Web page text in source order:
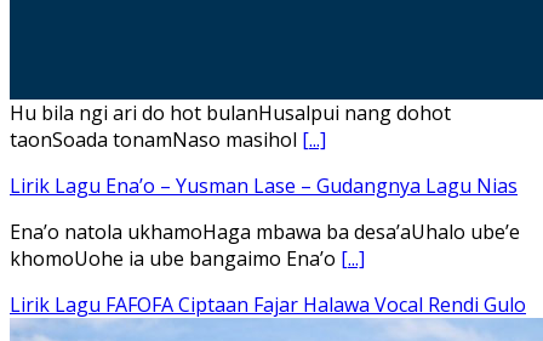
Hu bila ngi ari do hot bulanHusalpui nang dohot
taonSoada tonamNaso masihol [...]
Lirik Lagu Ena’o – Yusman Lase – Gudangnya Lagu Nias